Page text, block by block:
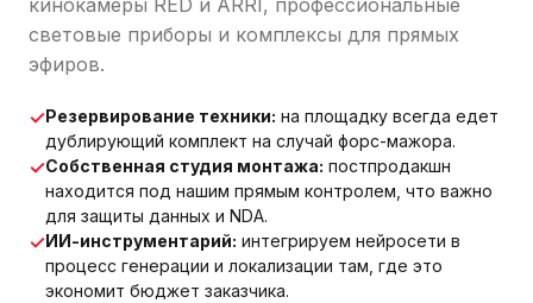
кинокамеры RED и ARRI, профессиональные
световые приборы и комплексы для прямых
эфиров.
✓Резервирование техники: на площадку всегда едет
дублирующий комплект на случай форс-мажора.
✓Собственная студия монтажа: постпродакшн
находится под нашим прямым контролем, что важно
для защиты данных и NDA.
✓ИИ-инструментарий: интегрируем нейросети в
процесс генерации и локализации там, где это
экономит бюджет заказчика.